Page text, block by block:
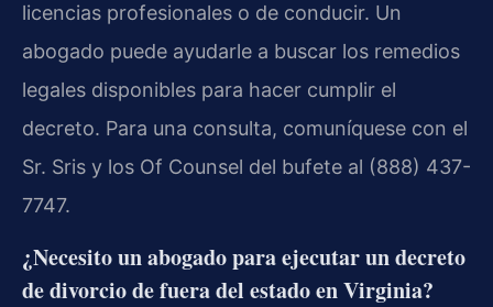
licencias profesionales o de conducir. Un
abogado puede ayudarle a buscar los remedios
legales disponibles para hacer cumplir el
decreto. Para una consulta, comuníquese con el
Sr. Sris y los Of Counsel del bufete al (888) 437-
7747.
¿Necesito un abogado para ejecutar un decreto
de divorcio de fuera del estado en Virginia?